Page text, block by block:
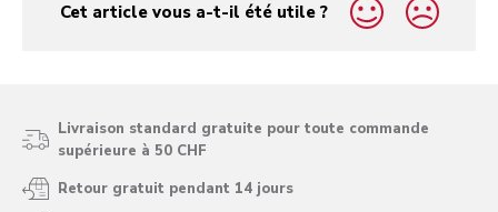
Cet article vous a-t-il été utile ?
yes
no
Livraison standard gratuite pour toute commande
supérieure à 50 CHF
Retour gratuit pendant 14 jours